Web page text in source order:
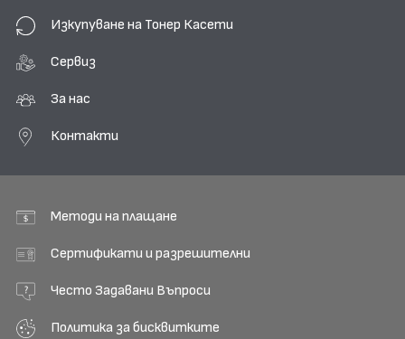
Изкупуване на Тонер Касети
Сервиз
За нас
Контакти
Методи на плащане
Сертификати и разрешителни
Често Задавани Въпроси
Политика за бисквитките